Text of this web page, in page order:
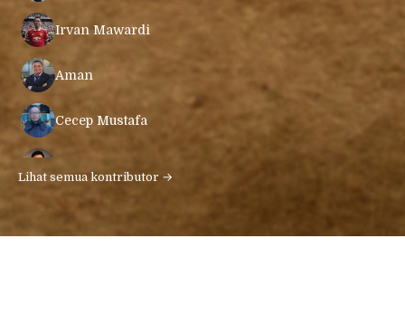
Irvan Mawardi
Aman
Cecep Mustafa
Ari Gunawan
Lihat semua kontributor →